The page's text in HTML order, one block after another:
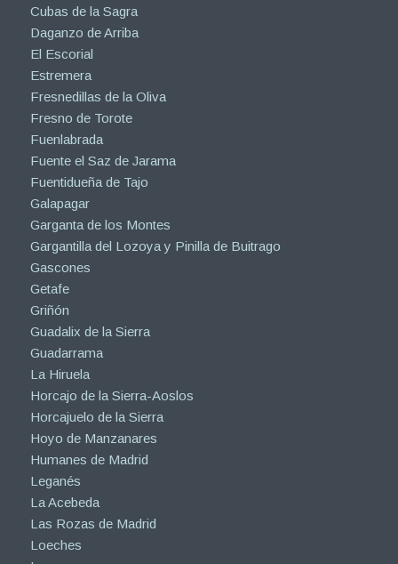
Cubas de la Sagra
Daganzo de Arriba
El Escorial
Estremera
Fresnedillas de la Oliva
Fresno de Torote
Fuenlabrada
Fuente el Saz de Jarama
Fuentidueña de Tajo
Galapagar
Garganta de los Montes
Gargantilla del Lozoya y Pinilla de Buitrago
Gascones
Getafe
Griñón
Guadalix de la Sierra
Guadarrama
La Hiruela
Horcajo de la Sierra-Aoslos
Horcajuelo de la Sierra
Hoyo de Manzanares
Humanes de Madrid
Leganés
La Acebeda
Las Rozas de Madrid
Loeches